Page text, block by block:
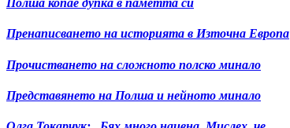
Полша копае дупка в паметта си
Пренаписването на историята в Източна Европа
Прочистването на сложното полско минало
Представянето на Полша и нейното минало